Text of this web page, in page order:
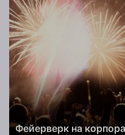
к заказу
Заказать
Телефон
Фейерверк на